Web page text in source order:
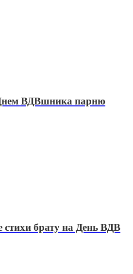
ВДВшника парню
стихи брату на День ВДВ